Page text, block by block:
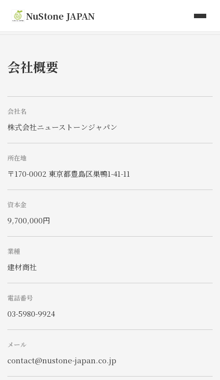
NuStone JAPAN
Toki Artisan Tiles
会社情報
会社概要
会社名
株式会社ニューストーンジャパン
所在地
〒170-0002 東京都豊島区巣鴨1-41-11
資本金
9,700,000円
業種
建材商社
電話番号
03-5980-9924
メール
contact@nustone-japan.co.jp